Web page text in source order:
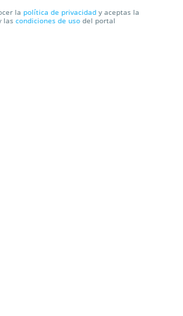
1 en Centro Ixia Donosti
la política de privacidad y aceptas la
las condiciones de uso del portal